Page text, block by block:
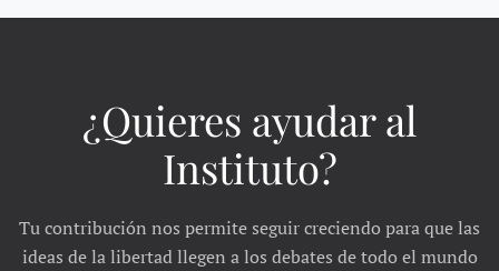
¿Quieres ayudar al
Instituto?
Tu contribución nos permite seguir creciendo para que las
ideas de la libertad llegen a los debates de todo el mundo